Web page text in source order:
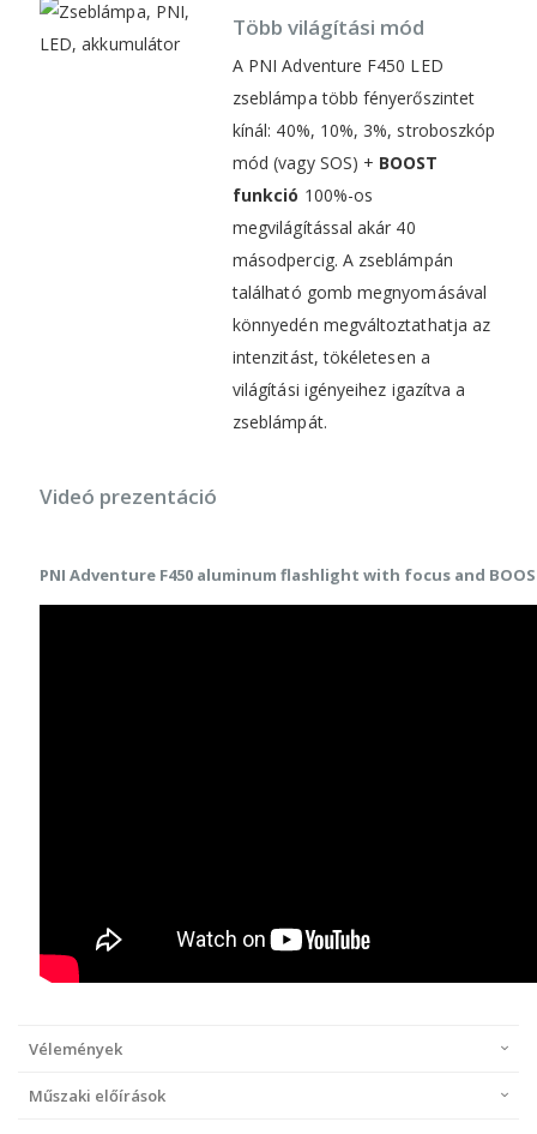
Több világítási mód
A PNI Adventure F450 LED
zseblámpa több fényerőszintet
kínál: 40%, 10%, 3%, stroboszkóp
mód (vagy SOS) + BOOST
funkció 100%-os
megvilágítással akár 40
másodpercig. A zseblámpán
található gomb megnyomásával
könnyedén megváltoztathatja az
intenzitást, tökéletesen a
világítási igényeihez igazítva a
zseblámpát.
Videó prezentáció
PNI Adventure F450 aluminum flashlight with focus and
Vélemények
Műszaki előírások